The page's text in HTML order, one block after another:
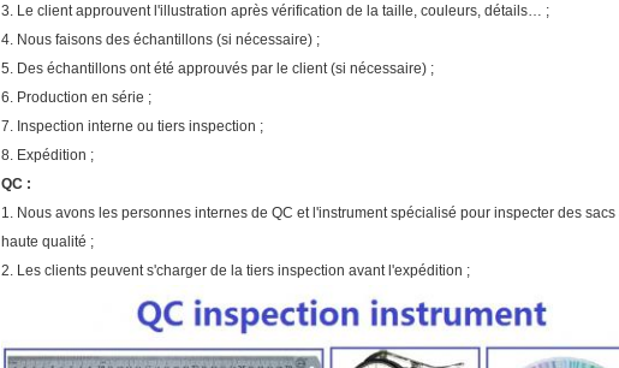
3. Le client approuvent l'illustration après vérification de la taille, couleurs, détails… ;
4. Nous faisons des échantillons (si nécessaire) ;
5. Des échantillons ont été approuvés par le client (si nécessaire) ;
6. Production en série ;
7. Inspection interne ou tiers inspection ;
8. Expédition ;
QC :
1. Nous avons les personnes internes de QC et l'instrument spécialisé pour inspecter des
haute qualité ;
2. Les clients peuvent s'charger de la tiers inspection avant l'expédition ;